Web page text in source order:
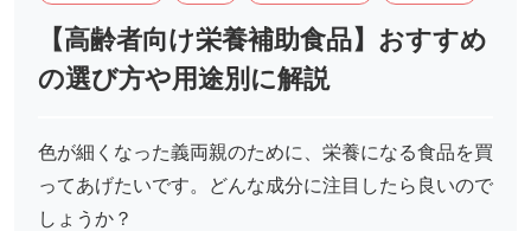
介護 お金のこと 病院・施設
リハビリ・介護
【高齢者向け栄養補助食品】おすすめ
の選び方や用途別に解説
色が細くなった義両親のために、栄養になる食品を買
ってあげたいです。どんな成分に注目したら良いので
しょうか？